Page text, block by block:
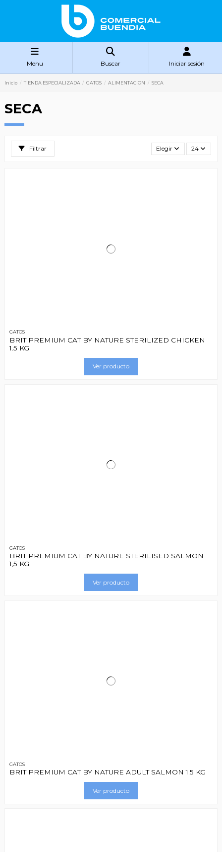
Menu Buscar Iniciar sesión
Inicio TIENDA ESPECIALIZADA GATOS ALIMENTACION SECA
SECA
Filtrar Elegir 24
GATOS
BRIT PREMIUM CAT BY NATURE STERILIZED CHICKEN
1.5 KG
Ver producto
GATOS
BRIT PREMIUM CAT BY NATURE STERILISED SALMON
1,5 KG
Ver producto
GATOS
BRIT PREMIUM CAT BY NATURE ADULT SALMON 1.5 KG
Ver producto